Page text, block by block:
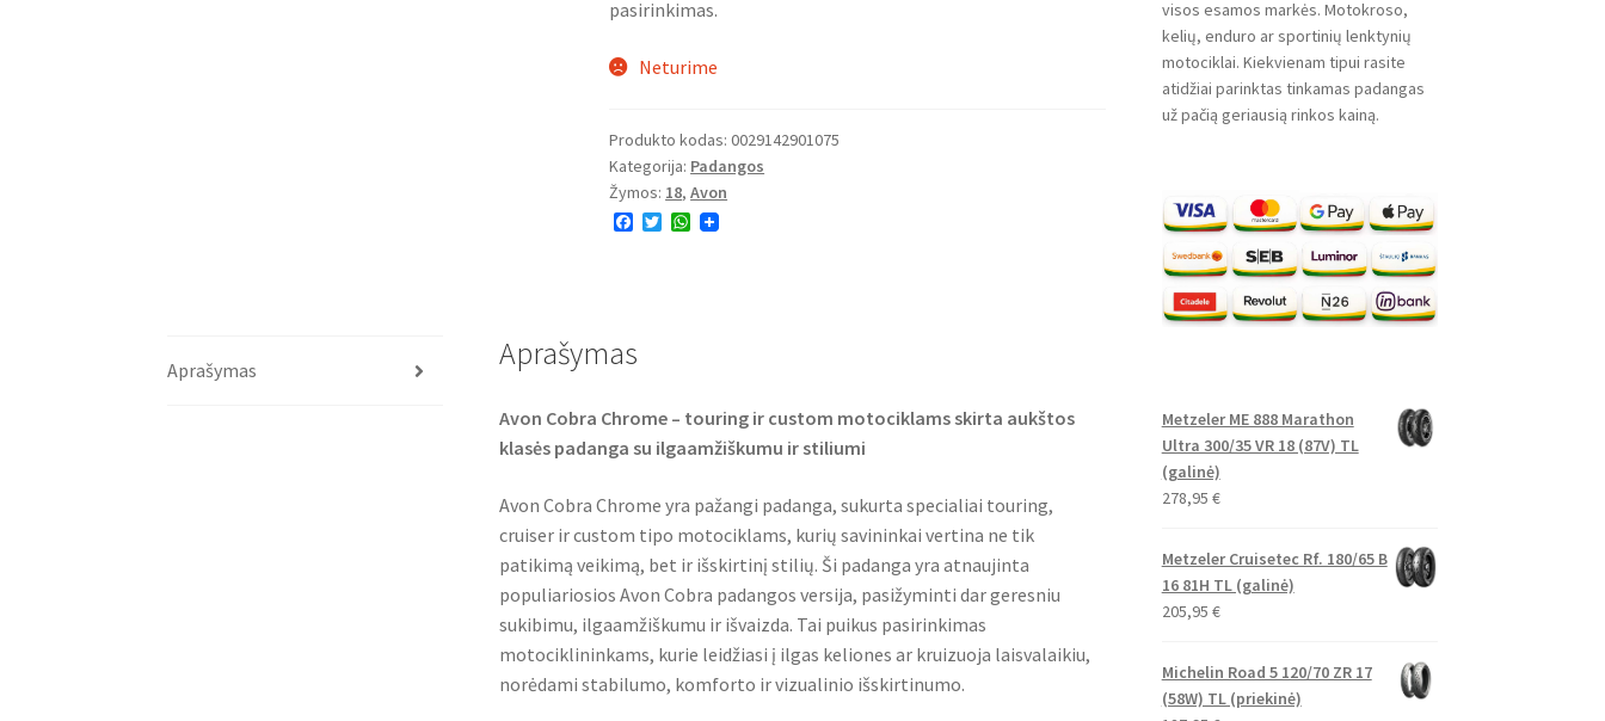
pasirinkimas.
Neturime
Produkto kodas:0029142901075
Kategorija: Padangos
Žymos: 18,Avon
F
k
T
W
Aprašymas Aprašymas
Avon Cobra Chrome – touring ir custom motociklams skirta aukštos
klasės padanga su ilgaamžiškumu ir stiliumi
Avon Cobra Chrome yra pažangi padanga, sukurta specialiai touring,
cruiser ir custom tipo motociklams, kurių savininkai vertina ne tik
patikimą veikimą, bet ir išskirtinį stilių. Ši padanga yra atnaujinta
populiariosios Avon Cobra padangos versija, pasižyminti dar geresniu
sukibimu, ilgaamžiškumu ir išvaizda. Tai puikus pasirinkimas
motociklininkams, kurie leidžiasi į ilgas keliones ar kruizuoja laisvalaikiu,
norėdami stabilumo, komforto ir vizualinio išskirtinumo.
visos esamos markės. Motokroso,
kelių, enduro ar sportinių lenktynių
motociklai. Kiekvienam tipui rasite
atidžiai parinktas tinkamas padangas
už pačią geriausią rinkos kainą.
Metzeler ME 888 Marathon
Ultra 300/35 VR 18 (87V) TL
(galinė)
278,95 €
Metzeler Cruisetec Rf. 180/65 B
16 81H TL (galinė)
205,95 €
Michelin Road 5 120/70 ZR 17
(58W) TL (priekinė)